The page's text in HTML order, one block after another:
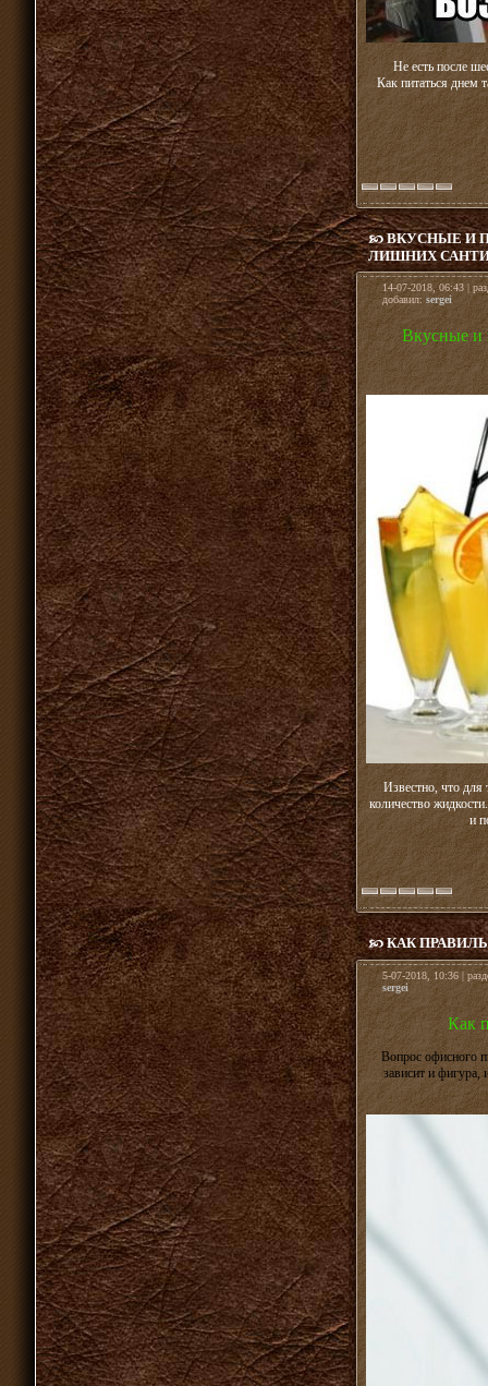
Не есть после
Как питаться днем
ВКУСНЫЕ И
ЛИШНИХ
14-07-2018, 06:43 |
добавил: sergei
Вкусные и
Известно, что для
количество
и
КАК
5-07-2018, 10:36 |
sergei
Как
Вопрос офисного
зависит и фигура,